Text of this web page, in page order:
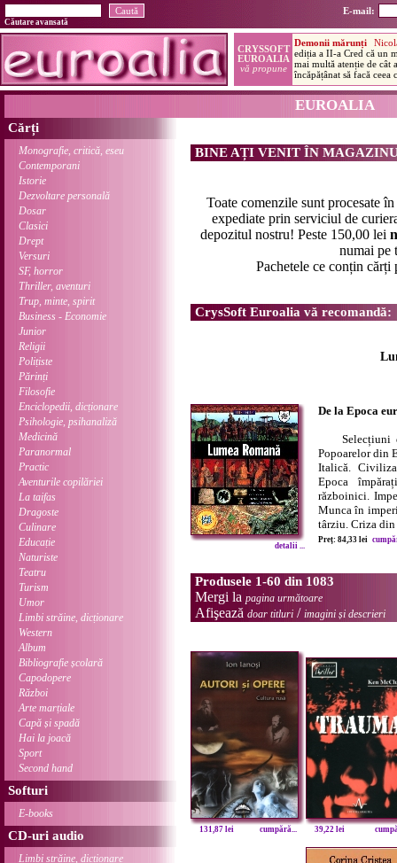
E-mail:
Căutare avansată
EUROALIA
Cărți
Monografie, critică, eseu
Contemporani
Istorie
Dezvoltare personală
Dosar
Clasici
Drept
Versuri
SF, horror
Thriller, aventuri
Trup, minte, spirit
Business - Economie
Junior
Religii
Polițiste
Părinți
Filosofie
Enciclopedii, dicționare
Psihologie, psihanaliză
Medicină
Paranormal
Practic
Aventurile copilăriei
La taifas
Dragoste
Culinare
Educație
Naturiste
Teatru
Turism
Umor
Limbi străine, dicționare
Western
Album
Bibliografie școlară
Capodopere
Război
Arte marțiale
Capă și spadă
Hai la joacă
Sport
Second hand
Softuri
E-books
CD-uri audio
Limbi străine, dicționare
BINE AȚI VENIT ÎN
Toate comenzile sunt procesate în
expediate prin serviciul de
depozitul nostru! Peste 150,00 lei
numai pe
Pachetele ce conțin cărți
CrysSoft Euroalia vă recomandă:
detalii ...
De la Epoca
Selecțiuni
Popoarelor din
Italică.
Epoca
războinici.
Munca în
târziu. Criza din
Preț: 84,33 lei
Produsele 1-60 din 1083
Mergi la pagina următoare
Afişează doar titluri / imagini și descrieri
131,87 lei cumpără... 39,22 lei